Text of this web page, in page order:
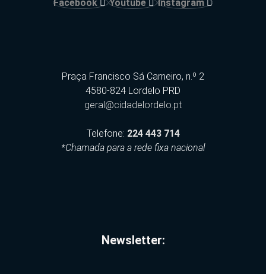
Facebook Youtube Instagram
Praça Francisco Sá Carneiro, n.º 2
4580-824 Lordelo PRD
geral@cidadelordelo.pt
Telefone: 224 443 714
*Chamada para a rede fixa nacional
Newsletter: